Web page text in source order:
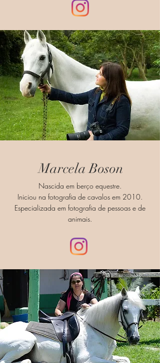
Marcela Boson
Nascida em berço equestre.
Iniciou na fotografia de cavalos em 2010.
Especializada em fotografia de pessoas e de
animais.